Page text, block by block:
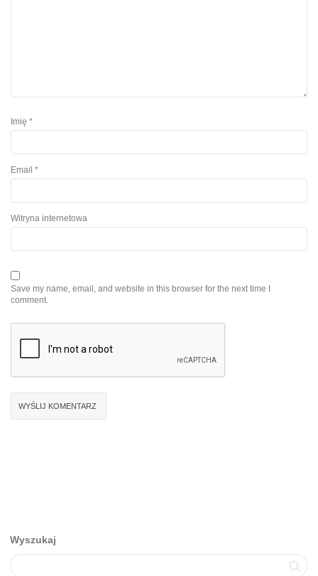
Imię *
Email *
Witryna internetowa
Save my name, email, and website in this browser for the next time I
comment.
Wyszukaj